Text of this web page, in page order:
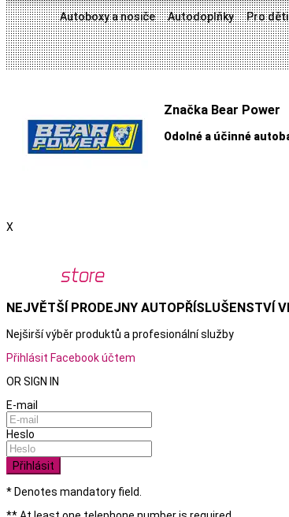
Autoboxy a nosiče Autodoplňky Pro děti
Značka Bear Power
Odolné a účinné
X
NEJVĚTŠÍ PRODEJNY AUTOPŘÍSLUŠENSTVÍ
Nejširší výběr produktů a profesionální služby
Přihlásit Facebook účtem
OR SIGN IN
E-mail
Heslo
Přihlásit
* Denotes mandatory field.